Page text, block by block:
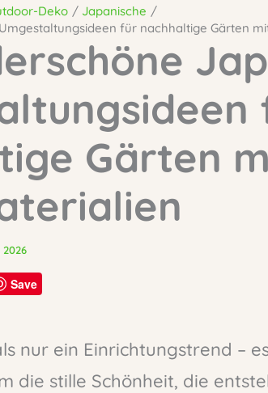
Deko
Japanische
für nachhaltige Gärten
Gärten
2026
Save
nur ein Einrichtungstrend –
die stille Schönheit, die